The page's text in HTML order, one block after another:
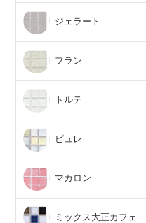
ジェラート
フラン
トルテ
ピュレ
マカロン
ミックス大正カフェ